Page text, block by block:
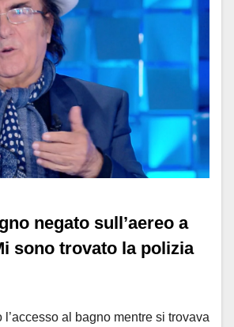
negato sull’aereo a
sono trovato la polizia
l’accesso al bagno mentre si trovava